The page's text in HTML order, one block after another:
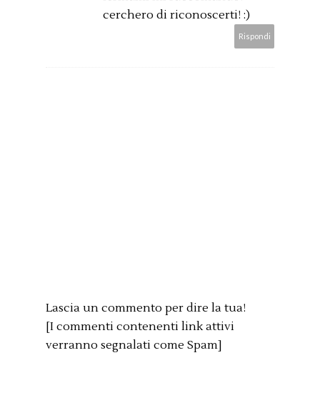
cerchero di riconoscerti! :)
Rispondi
Lascia un commento per dire la tua!
[I commenti contenenti link attivi
verranno segnalati come Spam]